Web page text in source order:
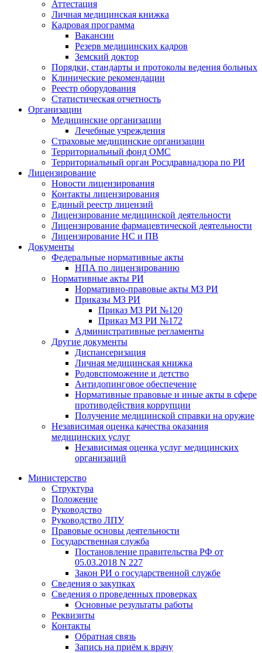
Аттестация
Личная медицинская книжка
Кадровая программа
Вакансии
Резерв медицинских кадров
Земский доктор
Порядки, стандарты и протоколы ведения больных
Клинические рекомендации
Реестр оборудования
Статистическая отчетность
Организации
Медицинские организации
Лечебные учреждения
Страховые медицинские организации
Территориальный фонд ОМС
Территориальный орган Росздравнадзора по РИ
Лицензирование
Новости лицензирования
Контакты лицензирования
Единый реестр лицензий
Лицензирование медицинской деятельности
Лицензирование фармацевтической деятельности
Лицензирование НС и ПВ
Документы
Федеральные нормативные акты
НПА по лицензированию
Нормативные акты РИ
Нормативно-правовые акты МЗ РИ
Приказы МЗ РИ
Приказ МЗ РИ №120
Приказ МЗ РИ №172
Административные регламенты
Другие документы
Диспансеризация
Личная медицинская книжка
Родовспоможение и детство
Антидопинговое обеспечение
Нормативные правовые и иные акты в сфере
противодействия коррупции
Получение медицинской справки на оружие
Независимая оценка качества оказания
медицинских услуг
Независимая оценка услуг медицинскиx
организаций
Министерство
Структура
Положение
Руководство
Руководство ЛПУ
Правовые основы деятельности
Государственная служба
Постановление правительства РФ от
05.03.2018 N 227
Закон РИ о государственной службе
Сведения о закупках
Сведения о проведенных проверках
Основные результаты работы
Реквизиты
Контакты
Обратная связь
Запись на приём к врачу